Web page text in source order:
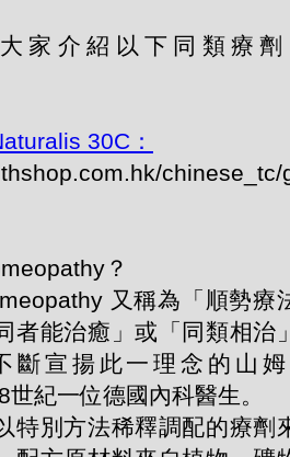
家介紹以下同類療劑
30C：
？
又稱為「順勢療
者能治癒」或「同類相治
斷宣揚此一理念的山
紀一位德國內科醫生。
特別方法稀釋調配的療劑